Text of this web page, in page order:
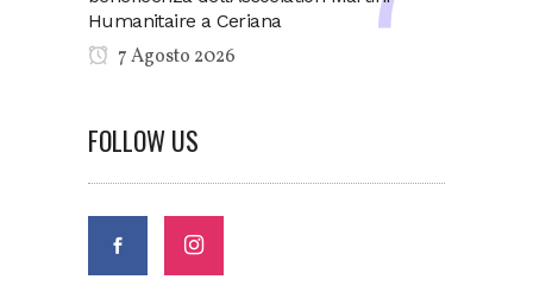
Humanitaire a Ceriana
7 Agosto 2026
FOLLOW US